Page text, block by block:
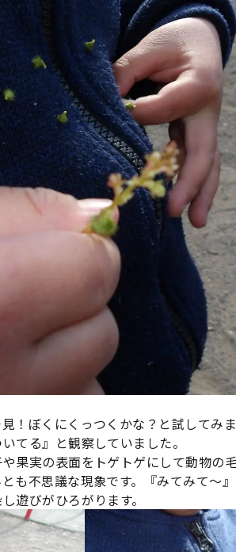
！ぼくにくっつくかな？と試してみ
てる』と観察していました。
果実の表面をトゲトゲにして動物の
も不思議な現象です。『みてみて～
遊びがひろがります。